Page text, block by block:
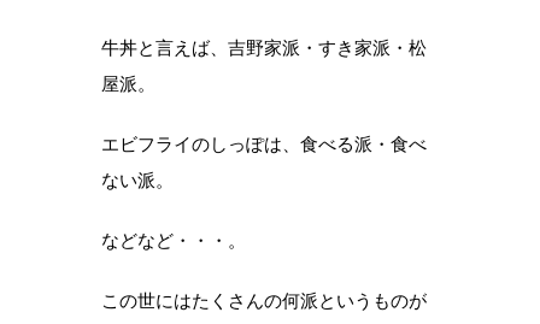
牛丼と言えば、吉野家派・すき家派・松
屋派。
エビフライのしっぽは、食べる派・食べ
ない派。
などなど・・・。
この世にはたくさんの何派というものが